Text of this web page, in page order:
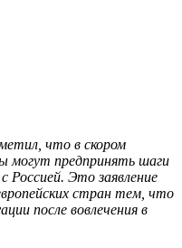
что в скором
могут предпринять шаги
Россией. Это заявление
стран тем, что
после вовлечения в